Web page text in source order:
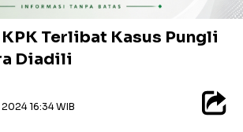
Terlibat Kasus Pungli
Diadili
16:34 WIB